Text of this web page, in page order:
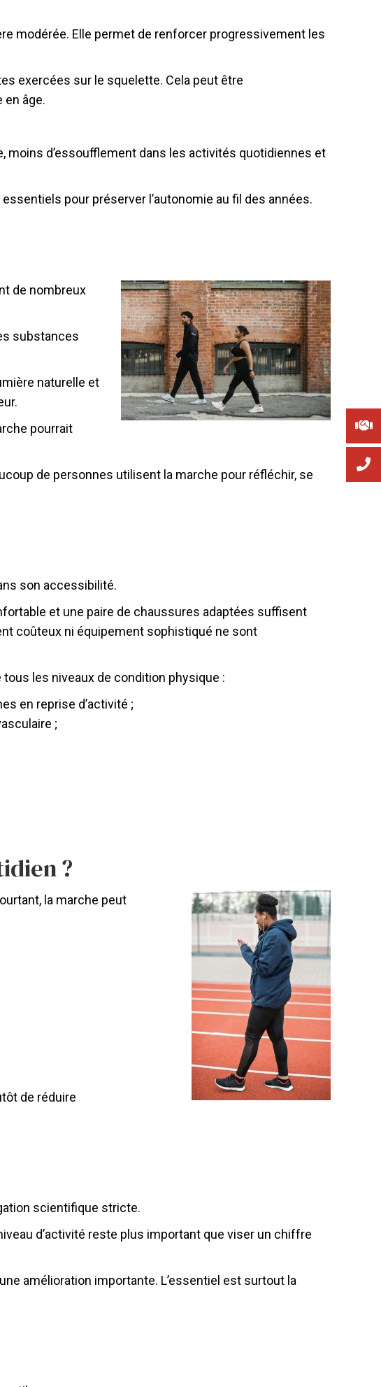
modérée. Elle permet de renforcer progressivement les
exercées sur le squelette. Cela peut être
en âge.
d’essoufflement dans les activités quotidiennes et
pour préserver l’autonomie au fil des années.
de nombreux
substances
naturelle et
pourrait
de personnes utilisent la marche pour réfléchir, se
son accessibilité.
et une paire de chaussures adaptées suffisent
coûteux ni équipement sophistiqué ne sont
les niveaux de condition physique :
en reprise d’activité ;
;
?
la marche peut
de réduire
scientifique stricte.
d’activité reste plus important que viser un chiffre
amélioration importante. L’essentiel est surtout la